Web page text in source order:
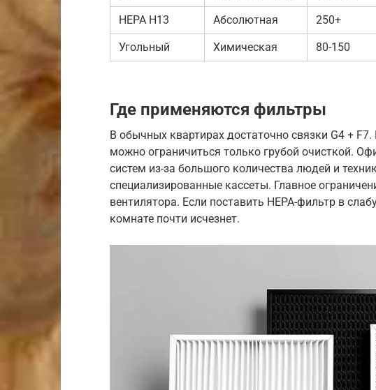
HEPA H13 Абсолютная 250+
Угольный Химическая 80-150
Где применяются фильтры
В обычных квартирах достаточно связки G4 +
можно ограничиться только грубой очисткой.
систем из-за большого количества людей и
специализированные кассеты. Главное
вентилятора. Если поставить HEPA-фильтр в
комнате почти исчезнет.